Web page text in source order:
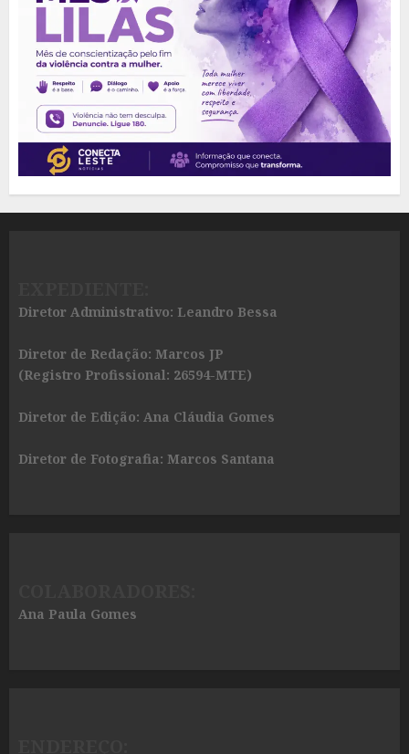
Diretor Administrativo: Leandro Bessa
Diretor de Redação: Marcos JP
(Registro Profissional: 26594-MTE)
Diretor de Edição: Ana Cláudia Gomes
Diretor de Fotografia: Marcos Santana
Ana Paula Gomes